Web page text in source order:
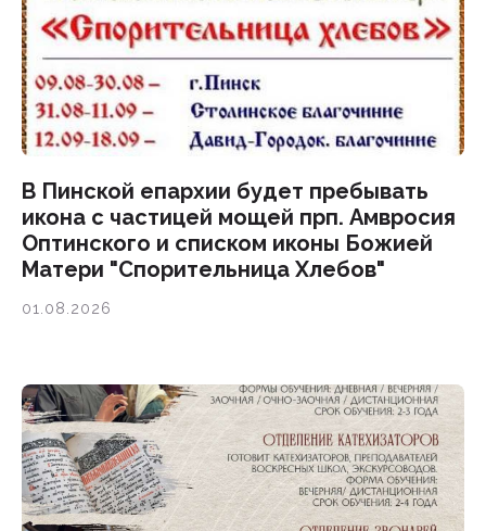
В Пинской епархии будет пребывать
икона с частицей мощей прп. Амвросия
Оптинского и списком иконы Божией
Матери "Спорительница Хлебов"
01.08.2026